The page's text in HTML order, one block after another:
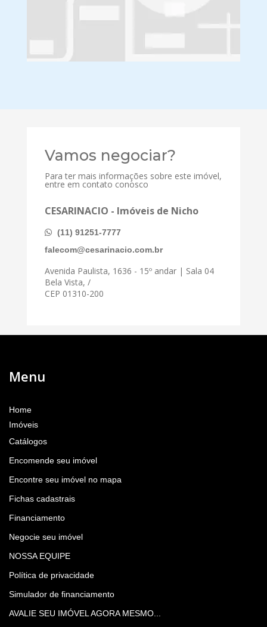
Vamos negociar?
Para ter mais informações sobre este imóvel,
entre em contato conosco
CESARINACIO - Imóveis de Nicho
(11) 91251-7777
falecom@cesarinacio.com.br
Avenida Paulista, 1636 - 15º andar | Sala 04
Bela Vista, /
CEP 01310-200
Menu
Home
Imóveis
Catálogos
Encomende seu imóvel
Encontre seu imóvel no mapa
Fichas cadastrais
Financiamento
Negocie seu imóvel
NOSSA EQUIPE
Política de privacidade
Simulador de financiamento
AVALIE SEU IMÓVEL AGORA MESMO...